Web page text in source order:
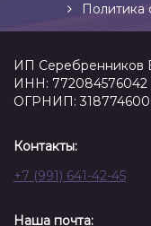
Политика
ИП Серебренников
ИНН: 772084576042
ОГРНИП:
Контакты:
+7 (991) 641-42-45
Наша почта: